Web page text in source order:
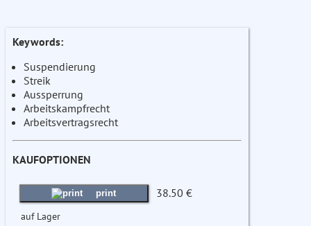
Keywords:
Suspendierung
Streik
Aussperrung
Arbeitskampfrecht
Arbeitsvertragsrecht
KAUFOPTIONEN
print 38.50 €
auf Lager